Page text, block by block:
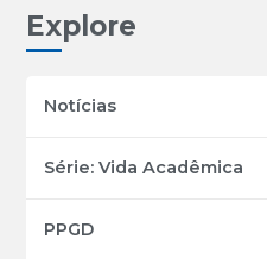
Explore
Notícias
Série: Vida Acadêmica
PPGD